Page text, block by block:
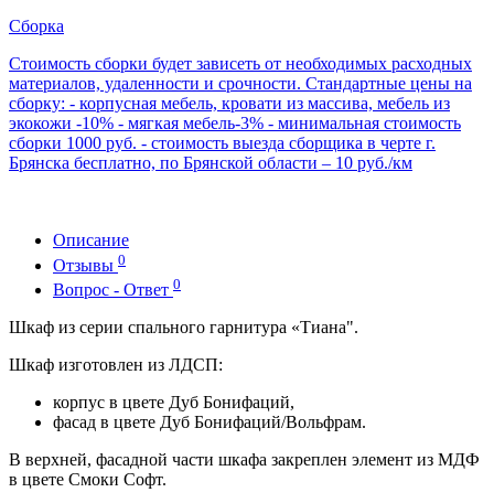
Сборка
Стоимость сборки будет зависеть от необходимых расходных
материалов, удаленности и срочности. Стандартные цены на
сборку: - корпусная мебель, кровати из массива, мебель из
экокожи -10% - мягкая мебель-3% - минимальная стоимость
сборки 1000 руб. - стоимость выезда сборщика в черте г.
Брянска бесплатно, по Брянской области – 10 руб./км
Описание
Отзывы 0
Вопрос - Ответ 0
Шкаф из серии спального гарнитура «Тиана".
Шкаф изготовлен из ЛДСП:
корпус в цвете Дуб Бонифаций,
фасад в цвете Дуб Бонифаций/Вольфрам.
В верхней, фасадной части шкафа закреплен элемент из МДФ
в цвете Смоки Софт.